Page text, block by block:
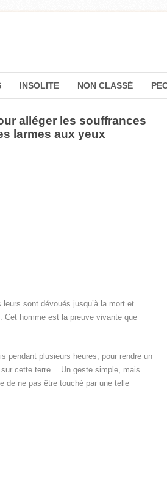
INSOLITE NON CLASSÉ
alléger les souffrances
larmes aux yeux
sont dévoués jusqu’à la mort et
homme est la preuve vivante que
pendant plusieurs heures, pour rendre un
cette terre… Un geste simple, mais
de ne pas être touché par une telle